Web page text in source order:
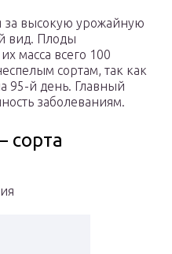
за высокую урожайную
вид. Плоды
масса всего 100
сортам, так как
95-й день. Главный
заболеваниям.
сорта